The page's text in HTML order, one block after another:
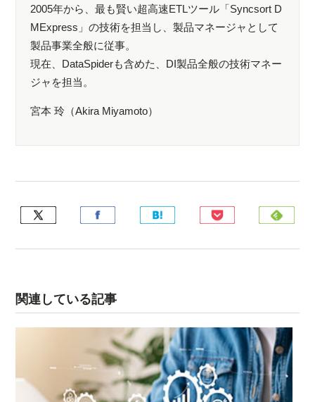
2005年から、最も賢い超高速ETLツール「Syncsort D
MExpress」の技術を担当し、製品マネージャとして
製品事業全般に従事。
現在、DataSpiderも含めた、DI製品全般の技術マネー
ジャを担当。
宮本 玲（Akira Miyamoto）
関連している記事